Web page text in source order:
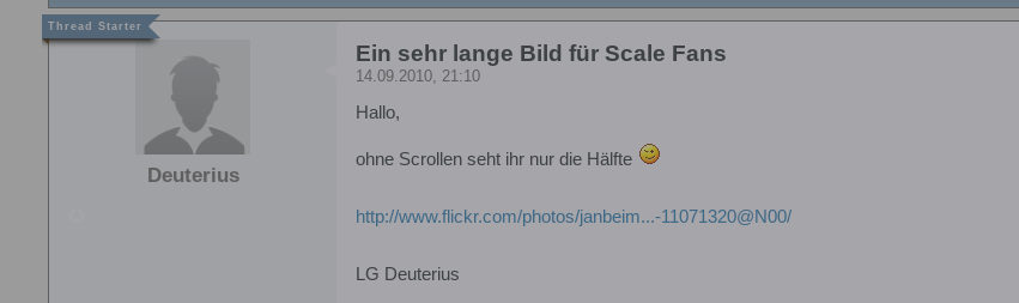
Deuterius
Ein sehr lange Bild für Scale Fans
14.09.2010, 21:10
Hallo,
ohne Scrollen seht ihr nur die Hälfte
http://www.flickr.com/photos/janbeim...-11071320@N00/
LG Deuterius